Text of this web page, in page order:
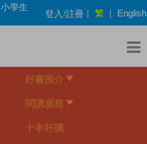
小學生
登入/註冊 | 繁 | English
好書推介
閱讀服務
十本好讀